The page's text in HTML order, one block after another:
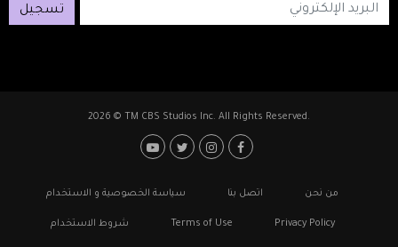
تسجيل
2026 © TM CBS Studios Inc. All Rights Reserved.
Footer: Social Media
Footerمن نحن اتصل بنا سياسة الخصوصية و الاستخدام
Privacy Policy
Terms of Use شروط الاستخدام